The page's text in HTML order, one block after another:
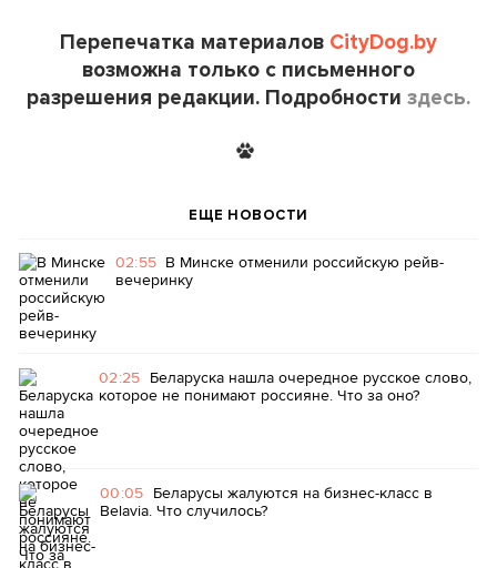
Перепечатка материалов CityDog.by
возможна только с письменного
разрешения редакции. Подробности здесь.
ЕЩЕ НОВОСТИ
02:55 В Минске отменили российскую рейв-
вечеринку
02:25 Беларуска нашла очередное русское слово,
которое не понимают россияне. Что за оно?
00:05 Беларусы жалуются на бизнес-класс в
Belavia. Что случилось?